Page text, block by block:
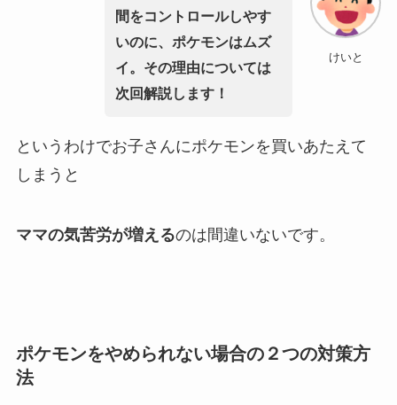
けいと
間をコントロールしやす
いのに、ポケモンはムズ
イ。その理由については
次回解説します！
というわけでお子さんにポケモンを買いあたえて
しまうと
ママの気苦労が増えるのは間違いないです。
ポケモンをやめられない場合の２つの対策方
法